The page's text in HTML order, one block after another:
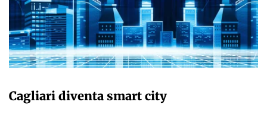
Cagliari diventa smart city